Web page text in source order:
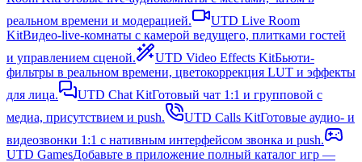
реальном времени и модерацией.
UTD Live Room
KitВидео-live-комнаты с камерой ведущего, плитками гостей
и управлением сценой.
UTD Video Effects KitБьюти-
фильтры в реальном времени, цветокоррекция LUT и эффекты
для лица.
UTD Chat KitГотовый чат 1:1 и групповой с
медиа, присутствием и push.
UTD Calls KitГотовые аудио- и
видеозвонки 1:1 с нативным интерфейсом звонка и push.
UTD GamesДобавьте в приложение полный каталог игр —